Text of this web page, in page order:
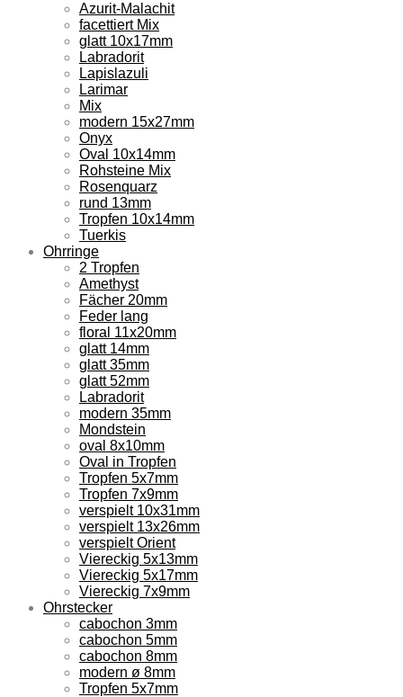
Azurit-Malachit
facettiert Mix
glatt 10x17mm
Labradorit
Lapislazuli
Larimar
Mix
modern 15x27mm
Onyx
Oval 10x14mm
Rohsteine Mix
Rosenquarz
rund 13mm
Tropfen 10x14mm
Tuerkis
Ohrringe
2 Tropfen
Amethyst
Fächer 20mm
Feder lang
floral 11x20mm
glatt 14mm
glatt 35mm
glatt 52mm
Labradorit
modern 35mm
Mondstein
oval 8x10mm
Oval in Tropfen
Tropfen 5x7mm
Tropfen 7x9mm
verspielt 10x31mm
verspielt 13x26mm
verspielt Orient
Viereckig 5x13mm
Viereckig 5x17mm
Viereckig 7x9mm
Ohrstecker
cabochon 3mm
cabochon 5mm
cabochon 8mm
modern ø 8mm
Tropfen 5x7mm